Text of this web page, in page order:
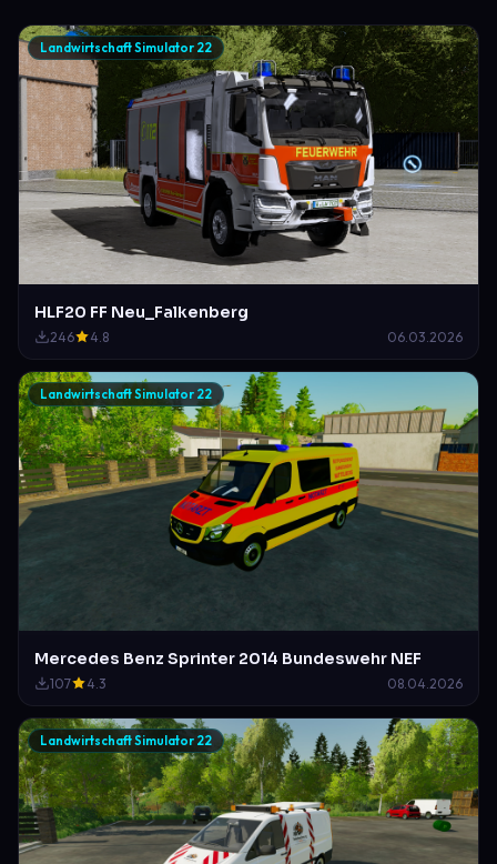
Landwirtschaft Simulator 22
HLF20 FF Neu_Falkenberg
246 4.8 06.03.2026
Landwirtschaft Simulator 22
Mercedes Benz Sprinter 2014 Bundeswehr NEF
107 4.3 08.04.2026
Landwirtschaft Simulator 22